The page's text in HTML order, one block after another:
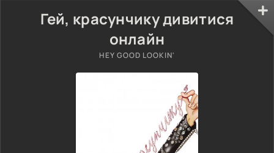
Гей, красунчику дивитися
онлайн
HEY GOOD LOOKIN'